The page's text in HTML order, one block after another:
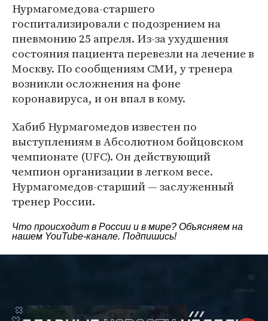
Нурмагомедова-старшего
госпитализировали с подозрением на
пневмонию 25 апреля. Из-за ухудшения
состояния пациента перевезли на лечение в
Москву. По сообщениям СМИ, у тренера
возникли осложнения на фоне
коронавируса, и он впал в кому.
Хабиб Нурмагомедов известен по
выступлениям в Абсолютном бойцовском
чемпионате (UFC). Он действующий
чемпион организации в легком весе.
Нурмагомедов-старший — заслуженный
тренер России.
Что происходит в России и в мире? Объясняем на
нашем YouTube-канале. Подпишись!